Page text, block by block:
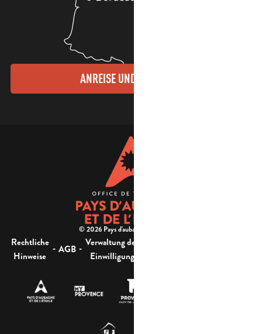
ANREISE UND KONTAKTE
© 2026 Pays d'aubagne et de l'étoile -
Rechtliche
Hinweise
- AGB - Verwaltung der
Einwilligung